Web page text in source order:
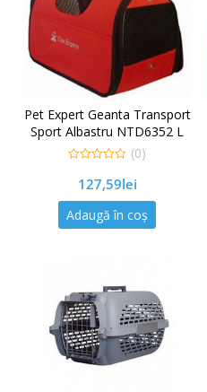
Pet Expert Geanta Transport
Sport Albastru NTD6352 L
out
5
(0)
127,59lei
Adaugă în coș